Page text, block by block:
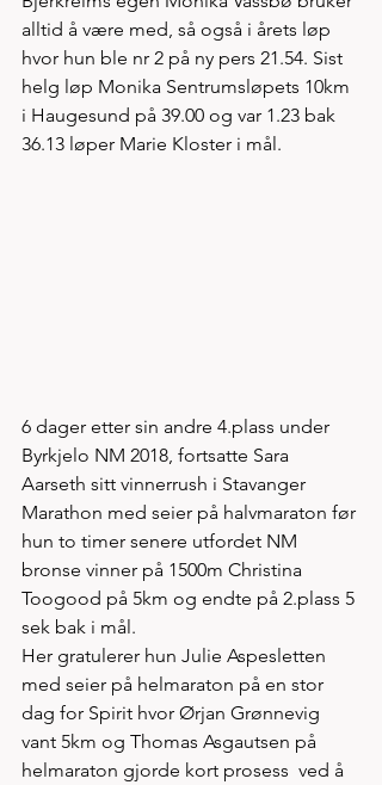
alltid å være med, så også i årets løp
hvor hun ble nr 2 på ny pers 21.54. Sist
helg løp Monika Sentrumsløpets 10km
i Haugesund på 39.00 og var 1.23 bak
36.13 løper Marie Kloster i mål.
6 dager etter sin andre 4.plass under
Byrkjelo NM 2018, fortsatte Sara
Aarseth sitt vinnerrush i Stavanger
Marathon med seier på halvmaraton før
hun to timer senere utfordet NM
bronse vinner på 1500m Christina
Toogood på 5km og endte på 2.plass 5
sek bak i mål.
Her gratulerer hun Julie Aspesletten
med seier på helmaraton på en stor
dag for Spirit hvor Ørjan Grønnevig
vant 5km og Thomas Asgautsen på
helmaraton gjorde kort prosess  ved å